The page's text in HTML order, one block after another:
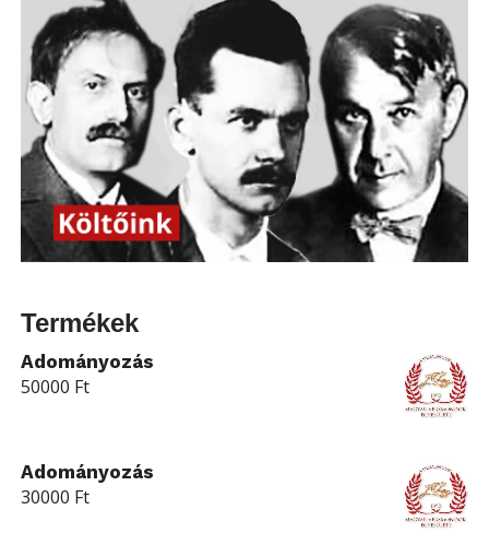
Termékek
Adományozás
50000 Ft
Adományozás
30000 Ft